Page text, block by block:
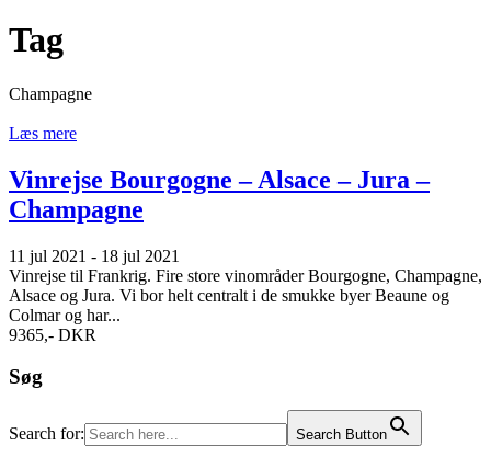
Tag
Champagne
Læs mere
Vinrejse Bourgogne – Alsace – Jura –
Champagne
11 jul 2021 - 18 jul 2021
Vinrejse til Frankrig. Fire store vinområder Bourgogne, Champagne,
Alsace og Jura. Vi bor helt centralt i de smukke byer Beaune og
Colmar og har...
9365,- DKR
Søg
Search for: Search Button